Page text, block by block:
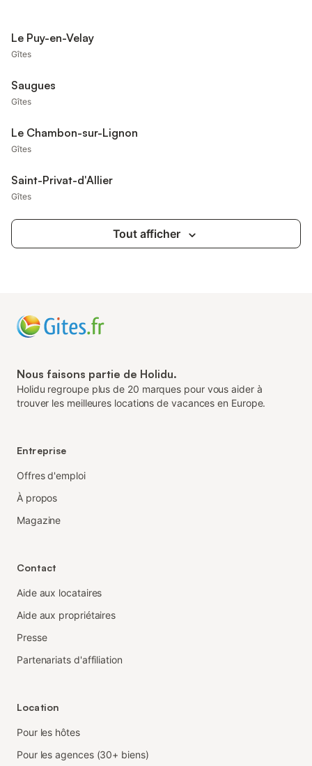
Le Puy-en-Velay
Gîtes
Saugues
Gîtes
Le Chambon-sur-Lignon
Gîtes
Saint-Privat-d'Allier
Gîtes
Tout afficher
Nous faisons partie de Holidu.
Holidu regroupe plus de 20 marques pour vous aider à
trouver les meilleures locations de vacances en Europe.
Entreprise
Offres d'emploi
À propos
Magazine
Contact
Aide aux locataires
Aide aux propriétaires
Presse
Partenariats d'affiliation
Location
Pour les hôtes
Pour les agences (30+ biens)